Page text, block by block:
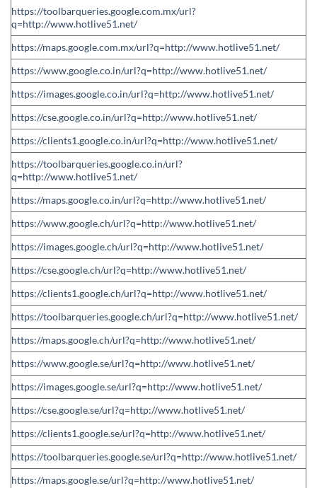
https://toolbarqueries.google.com.mx/url?
q=http://www.hotlive51.net/
https://maps.google.com.mx/url?q=http://www.hotlive51.net/
https://www.google.co.in/url?q=http://www.hotlive51.net/
https://images.google.co.in/url?q=http://www.hotlive51.net/
https://cse.google.co.in/url?q=http://www.hotlive51.net/
https://clients1.google.co.in/url?q=http://www.hotlive51.net/
https://toolbarqueries.google.co.in/url?
q=http://www.hotlive51.net/
https://maps.google.co.in/url?q=http://www.hotlive51.net/
https://www.google.ch/url?q=http://www.hotlive51.net/
https://images.google.ch/url?q=http://www.hotlive51.net/
https://cse.google.ch/url?q=http://www.hotlive51.net/
https://clients1.google.ch/url?q=http://www.hotlive51.net/
https://toolbarqueries.google.ch/url?q=http://www.hotlive51.net/
https://maps.google.ch/url?q=http://www.hotlive51.net/
https://www.google.se/url?q=http://www.hotlive51.net/
https://images.google.se/url?q=http://www.hotlive51.net/
https://cse.google.se/url?q=http://www.hotlive51.net/
https://clients1.google.se/url?q=http://www.hotlive51.net/
https://toolbarqueries.google.se/url?q=http://www.hotlive51.net/
https://maps.google.se/url?q=http://www.hotlive51.net/